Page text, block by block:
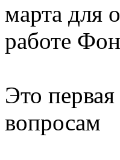
марта для
работе
Это
вопросам